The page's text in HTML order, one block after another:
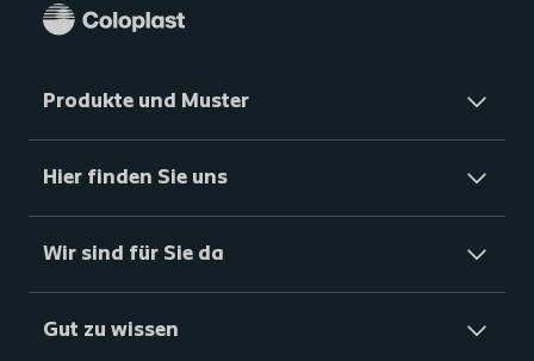
Produkte und Muster
Hier finden Sie uns
Wir sind für Sie da
Gut zu wissen